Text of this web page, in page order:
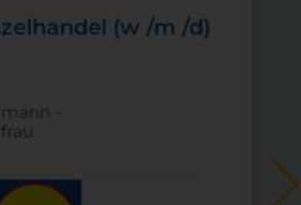
(w /m /d)
-